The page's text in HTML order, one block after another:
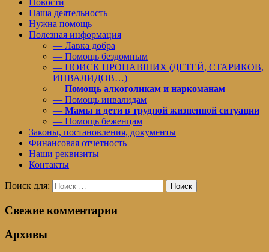
Наша деятельность
Нужна помощь
Полезная информация
— Лавка добра
— Помощь бездомным
— ПОИСК ПРОПАВШИХ (ДЕТЕЙ, СТАРИКОВ,
ИНВАЛИДОВ…)
— Помощь алкоголикам и наркоманам
— Помощь инвалидам
— Мамы и дети в трудной жизненной ситуации
— Помощь беженцам
Законы, постановления, документы
Финансовая отчетность
Наши реквизиты
Контакты
Поиск для: Поиск
Свежие комментарии
Архивы